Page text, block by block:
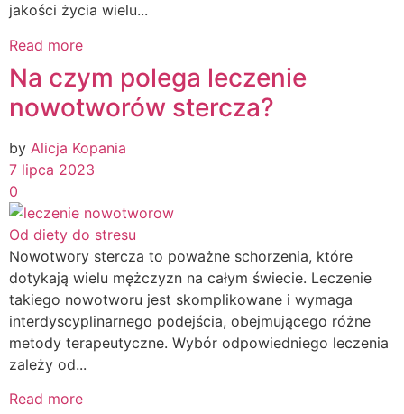
jakości życia wielu...
Read more
Na czym polega leczenie
nowotworów stercza?
by Alicja Kopania
7 lipca 2023
0
Od diety do stresu
Nowotwory stercza to poważne schorzenia, które
dotykają wielu mężczyzn na całym świecie. Leczenie
takiego nowotworu jest skomplikowane i wymaga
interdyscyplinarnego podejścia, obejmującego różne
metody terapeutyczne. Wybór odpowiedniego leczenia
zależy od...
Read more